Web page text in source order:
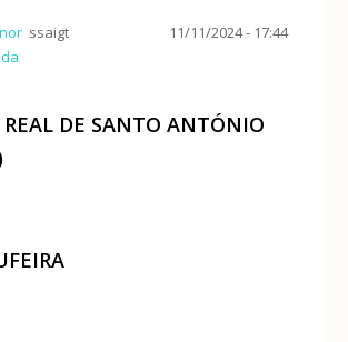
ssaigt 11/11/2024 - 17:44
DE SANTO ANTÓNIO